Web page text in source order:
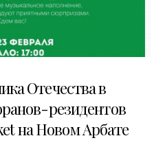
Отечества в
резидентов
на Новом Арбате